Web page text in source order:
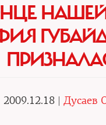
2009.12.18 | Дусаев